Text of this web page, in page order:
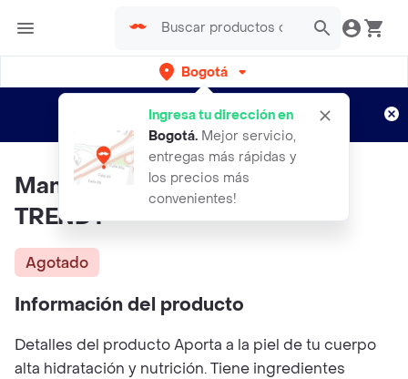
Bogotá
Ingresa tu dirección en
Bogotá. Mejor servicio,
entregas más rápidas y
los precios más
convenientes!
envíos gratis por semanas
Aplican TyC
Mantequilla Corporal 100Ml
TRENDY
Agotado
Información del producto
Detalles del producto Aporta a la piel de tu cuerpo
alta hidratación y nutrición. Tiene ingredientes